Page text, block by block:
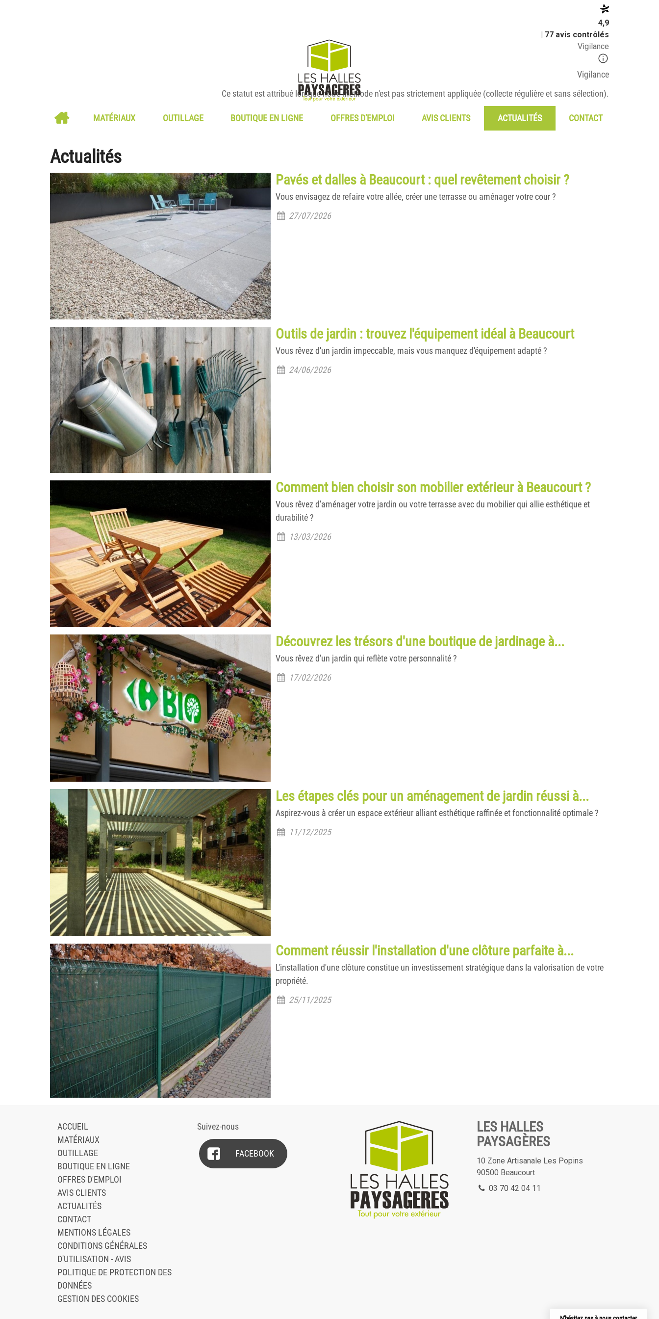
4,9
| 77 avis contrôlés
Vigilance
Vigilance
Ce statut est attribué lorsque notre méthode n'est pas strictement appliquée (collecte régulière et sans sélection).
MATÉRIAUX OUTILLAGE BOUTIQUE EN LIGNE OFFRES D'EMPLOI AVIS CLIENTS ACTUALITÉS CONTACT
Actualités
Pavés et dalles à Beaucourt : quel revêtement choisir ?
Vous envisagez de refaire votre allée, créer une terrasse ou aménager votre cour ?
27/07/2026
Outils de jardin : trouvez l'équipement idéal à Beaucourt
Vous rêvez d'un jardin impeccable, mais vous manquez d'équipement adapté ?
24/06/2026
Comment bien choisir son mobilier extérieur à Beaucourt ?
Vous rêvez d'aménager votre jardin ou votre terrasse avec du mobilier qui allie esthétique et
durabilité ?
13/03/2026
Découvrez les trésors d'une boutique de jardinage à...
Vous rêvez d'un jardin qui reflète votre personnalité ?
17/02/2026
Les étapes clés pour un aménagement de jardin réussi à...
Aspirez-vous à créer un espace extérieur alliant esthétique raffinée et fonctionnalité optimale ?
11/12/2025
Comment réussir l'installation d'une clôture parfaite à...
L'installation d'une clôture constitue un investissement stratégique dans la valorisation de votre
propriété.
25/11/2025
ACCUEIL
MATÉRIAUX
OUTILLAGE
BOUTIQUE EN LIGNE
OFFRES D'EMPLOI
AVIS CLIENTS
ACTUALITÉS
CONTACT
MENTIONS LÉGALES
CONDITIONS GÉNÉRALES
D'UTILISATION - AVIS
POLITIQUE DE PROTECTION DES
DONNÉES
GESTION DES COOKIES
Suivez-nous
FACEBOOK
LES HALLES
PAYSAGÈRES
10 Zone Artisanale Les Popins
90500 Beaucourt
03 70 42 04 11